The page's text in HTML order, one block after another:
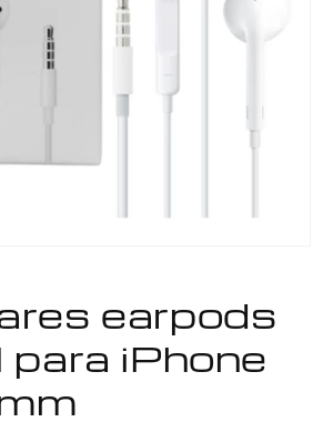
earpods
para iPhone